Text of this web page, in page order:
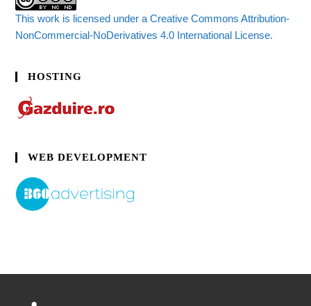
This work is licensed under a Creative Commons Attribution-
NonCommercial-NoDerivatives 4.0 International License.
HOSTING
WEB DEVELOPMENT